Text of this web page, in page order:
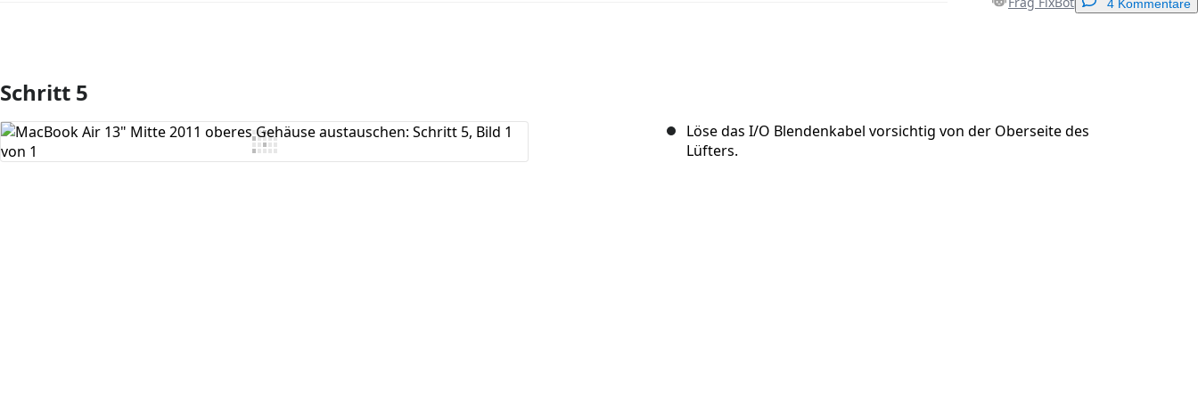
4 Kommentare
Kommentar hinzufügen
Schritt 5
Löse das I/O Blendenkabel vorsichtig von der Oberseite des
Lüfters.